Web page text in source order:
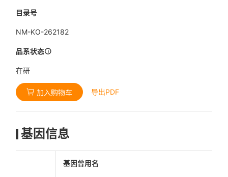
目录号
NM-KO-262182
品系状态
在研
加入购物车 导出PDF
基因信息
基因曾用名